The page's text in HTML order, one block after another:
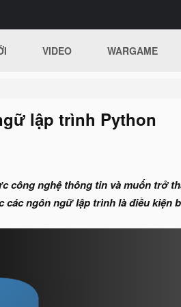
VIDEO WARGAME
lập trình Python
công nghệ thông tin và muốn trở
ngôn ngữ lập trình là điều kiện